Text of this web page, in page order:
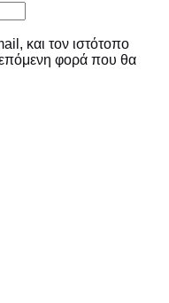
και τον ιστότοπο
φορά που θα